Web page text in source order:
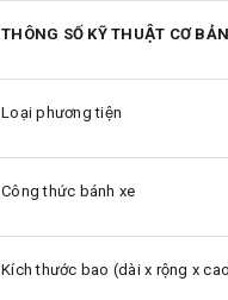
THÔNG SỐ KỸ THUẬT CƠ BẢN
Loại phương tiện
Công thức bánh xe
Kích thước bao (dài x rộng x